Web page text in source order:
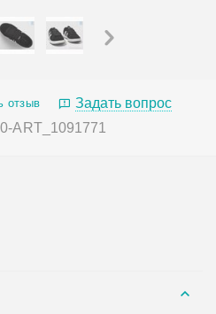
отзыв
Задать вопрос
ART_1091771